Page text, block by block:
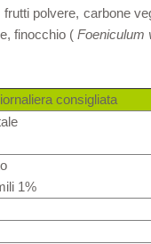
frutti polvere, carbone
finocchio ( Foeniculum
consigliata
1%